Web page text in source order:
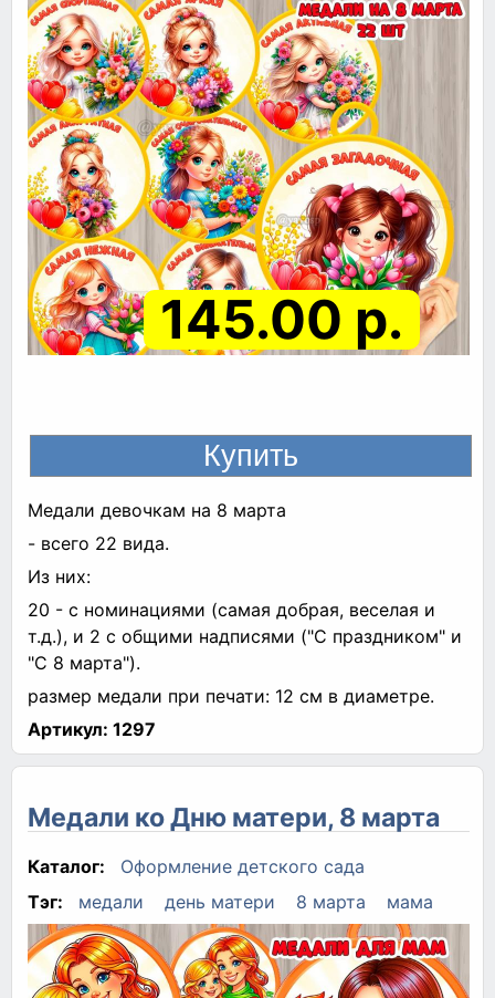
145.00 р.
Медали девочкам на 8 марта
- всего 22 вида.
Из них:
20 - с номинациями (самая добрая, веселая и
т.д.), и 2 с общими надписями ("С праздником" и
"С 8 марта").
размер медали при печати: 12 см в диаметре.
Артикул: 1297
Медали ко Дню матери, 8 марта
Каталог:
Оформление детского сада
Тэг:
медали день матери 8 марта мама